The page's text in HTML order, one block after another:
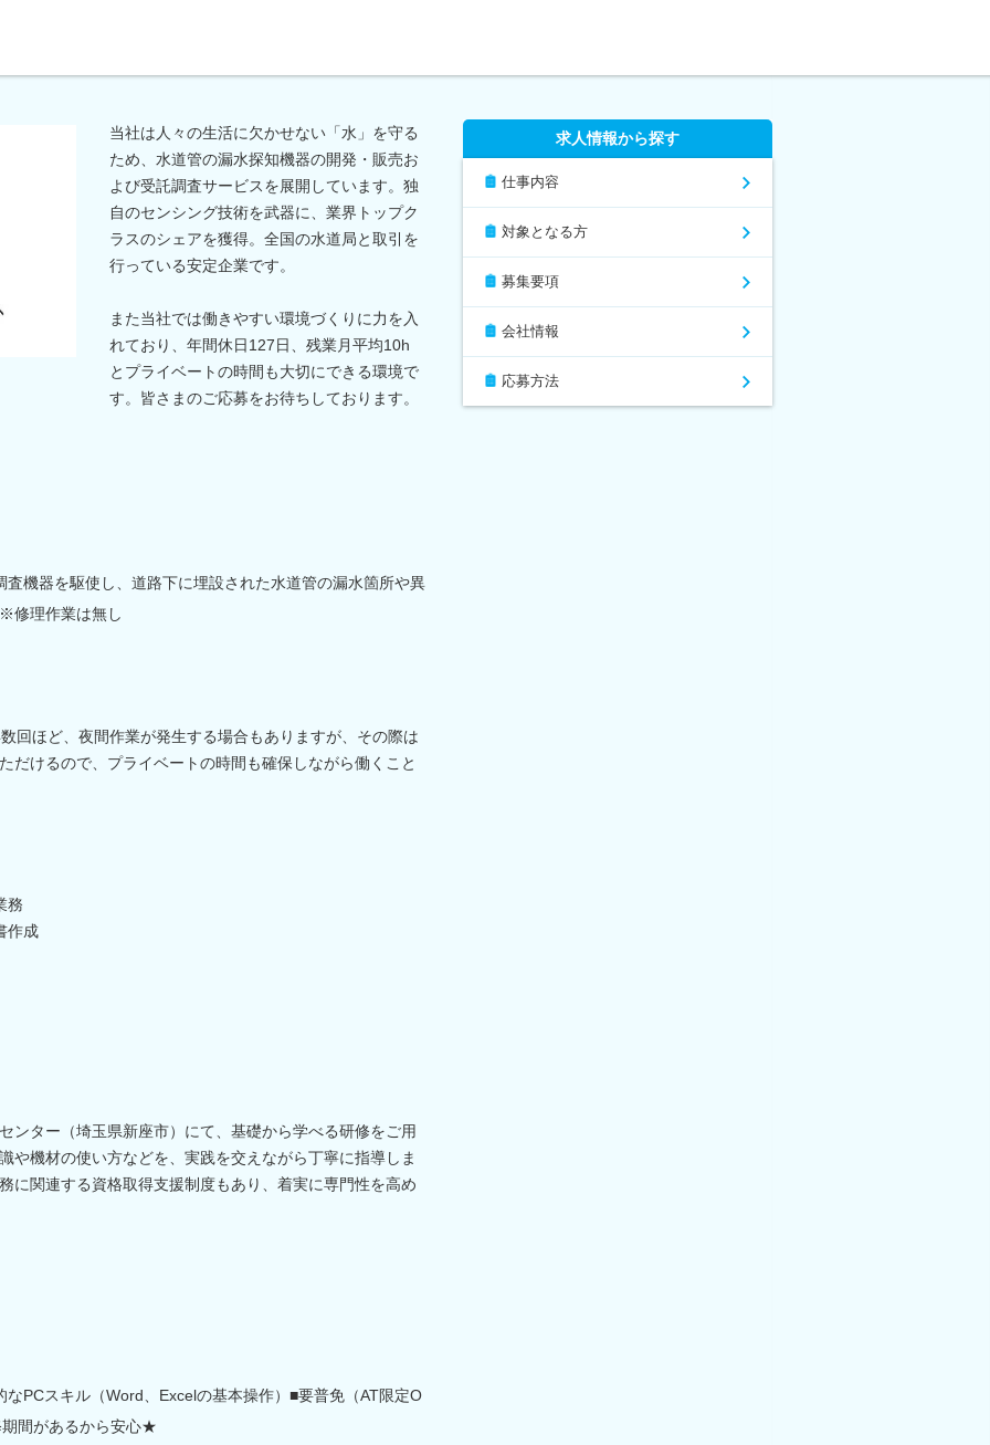
当社は人々の生活に欠かせない「水」を守る
ため、水道管の漏水探知機器の開発・販売お
よび受託調査サービスを展開しています。独
自のセンシング技術を武器に、業界トップク
ラスのシェアを獲得。全国の水道局と取引を
行っている安定企業です。
また当社では働きやすい環境づくりに力を入
れており、年間休日127日、残業月平均10h
とプライベートの時間も大切にできる環境で
す。皆さまのご応募をお待ちしております。
機器を駆使し、道路下に埋設された水道管の漏水箇所や異
修理作業は無し
回ほど、夜間作業が発生する場合もありますが、その際は
だけるので、プライベートの時間も確保しながら働くこと
務
作成
ンター（埼玉県新座市）にて、基礎から学べる研修をご用
や機材の使い方などを、実践を交えながら丁寧に指導しま
に関連する資格取得支援制度もあり、着実に専門性を高め
PCスキル（Word、Excelの基本操作）■要普免（AT限定O
間があるから安心★
求人情報から探す
仕事内容
対象となる方
募集要項
会社情報
応募方法